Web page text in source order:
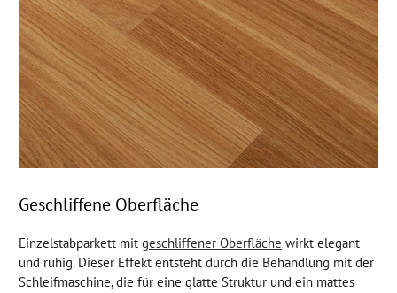
Geschliffene Oberfläche
Einzelstabparkett mit geschliffener Oberfläche wirkt elegant
und ruhig. Dieser Effekt entsteht durch die Behandlung mit der
Schleifmaschine, die für eine glatte Struktur und ein mattes